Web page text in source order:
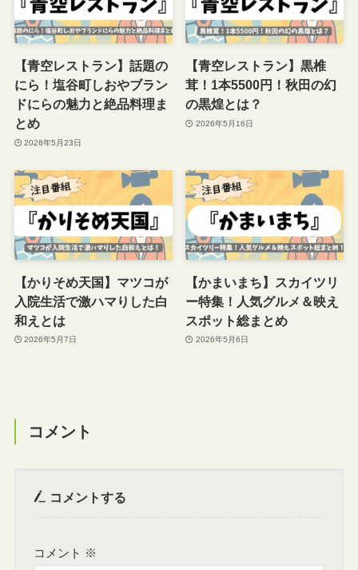
【青空レストラン】話題の
にら！塩谷町しおやブラン
ドにらの魅力と絶品料理ま
とめ
2026年5月23日
【青空レストラン】黒椎
茸！1本5500円！秋田の幻
の黒煌とは？
2026年5月16日
【かりそめ天国】マツコが
入院生活で激ハマりした白
和えとは
2026年5月7日
【かまいまち】スカイツリ
ー特集！人気グルメ＆映え
スポット総まとめ
2026年5月6日
コメント
コメントする
コメント ※